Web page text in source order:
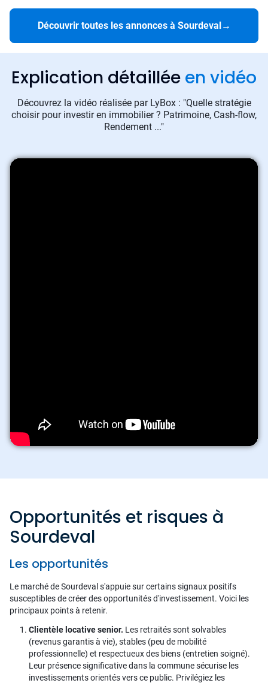
Découvrir toutes les annonces à Sourdeval→
Explication détaillée en vidéo
Découvrez la vidéo réalisée par LyBox : "Quelle stratégie
choisir pour investir en immobilier ? Patrimoine, Cash-flow,
Rendement ..."
Opportunités et risques à
Sourdeval
Les opportunités
Le marché de Sourdeval s'appuie sur certains signaux positifs
susceptibles de créer des opportunités d'investissement. Voici les
principaux points à retenir.
Clientèle locative senior. Les retraités sont solvables
(revenus garantis à vie), stables (peu de mobilité
professionnelle) et respectueux des biens (entretien soigné).
Leur présence significative dans la commune sécurise les
investissements orientés vers ce public. Privilégiez les